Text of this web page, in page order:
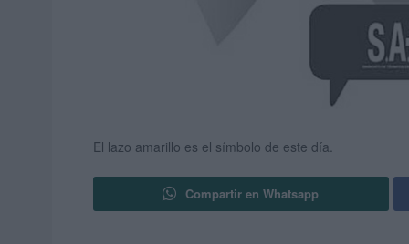
El lazo amarillo es el símbolo de este día.
Compartir en Whatsapp